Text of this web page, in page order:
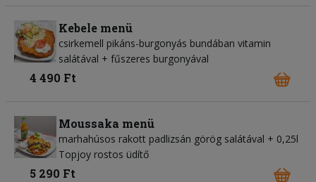
Kebele menü
csirkemell pikáns-burgonyás bundában vitamin
salátával + fűszeres burgonyával
4 490 Ft
Moussaka menü
marhahúsos rakott padlizsán görög salátával + 0,25l
Topjoy rostos üdítő
5 290 Ft